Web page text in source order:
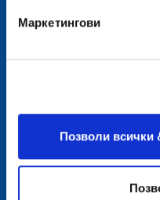
Маркетингови
Позволи всички
Контакт
European Registry for